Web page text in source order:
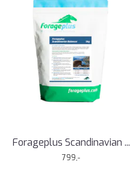
Forageplus Scandinavian ...
799,-